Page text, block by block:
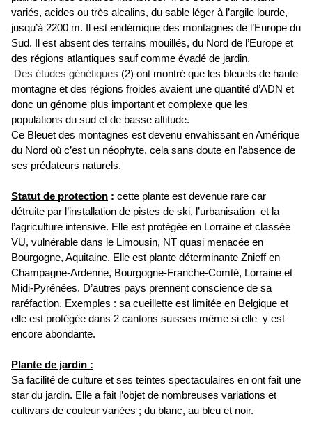
variés, acides ou très alcalins, du sable léger à l’argile lourde,
jusqu’à 2200 m. Il est endémique des montagnes de l’Europe du
Sud. Il est absent des terrains mouillés, du Nord de l’Europe et
des régions atlantiques sauf comme évadé de jardin.
Des études génétiques (2) ont montré que les bleuets de haute
montagne et des régions froides avaient une quantité d’ADN et
donc un génome plus important et complexe que les
populations du sud et de basse altitude.
Ce Bleuet des montagnes est devenu envahissant en Amérique
du Nord où c’est un néophyte, cela sans doute en l’absence de
ses prédateurs naturels.
Statut de protection : cette plante est devenue rare car
détruite par l’installation de pistes de ski, l’urbanisation et la
l’agriculture intensive. Elle est protégée en Lorraine et classée
VU, vulnérable dans le Limousin, NT quasi menacée en
Bourgogne, Aquitaine. Elle est plante déterminante Znieff en
Champagne-Ardenne, Bourgogne-Franche-Comté, Lorraine et
Midi-Pyrénées. D’autres pays prennent conscience de sa
raréfaction. Exemples : sa cueillette est limitée en Belgique et
elle est protégée dans 2 cantons suisses même si elle y est
encore abondante.
Plante de jardin :
Sa facilité de culture et ses teintes spectaculaires en ont fait une
star du jardin. Elle a fait l’objet de nombreuses variations et
cultivars de couleur variées ; du blanc, au bleu et noir.